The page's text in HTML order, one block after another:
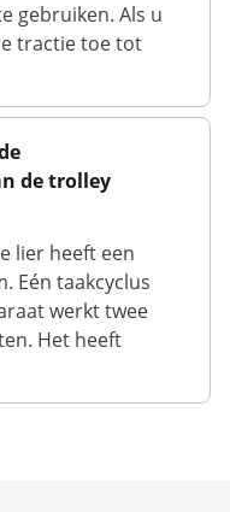
gebruiken. Als u
tractie toe tot
de trolley
lier heeft een
Eén taakcyclus
werkt twee
Het heeft